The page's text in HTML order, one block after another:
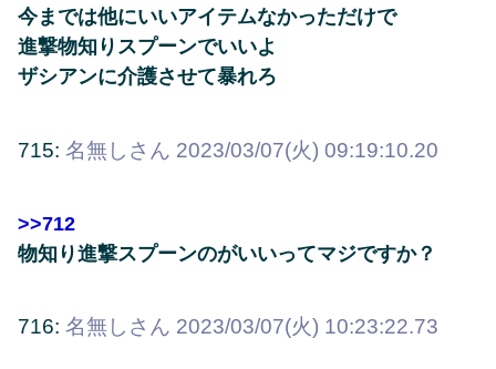
今までは他にいいアイテムなかっただけで
進撃物知りスプーンでいいよ
ザシアンに介護させて暴れろ
715: 名無しさん 2023/03/07(火) 09:19:10.20
>>712
物知り進撃スプーンのがいいってマジですか？
716: 名無しさん 2023/03/07(火) 10:23:22.73